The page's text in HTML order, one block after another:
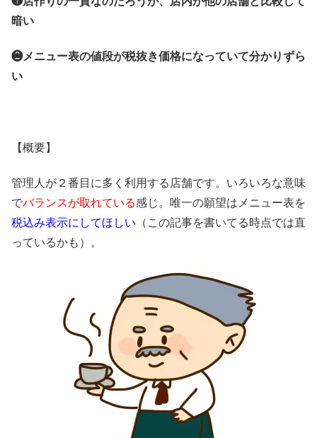
暗い
❷メニュー表の値段が税抜き価格になっていて分かりずら
い
【概要】
管理人が２番目に多く利用する店舗です。いろいろな意味
でバランスが取れている感じ。唯一の願望はメニュー表を
税込み表示にしてほしい （この記事を書いてる時点では直
っているかも）。